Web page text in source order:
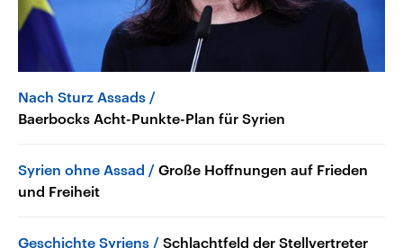
Nach Sturz Assads
Baerbocks Acht-Punkte-Plan für Syrien
Syrien ohne Assad
Große Hoffnungen auf Frieden
und Freiheit
Geschichte Syriens Schlachtfeld der Stellvertreter